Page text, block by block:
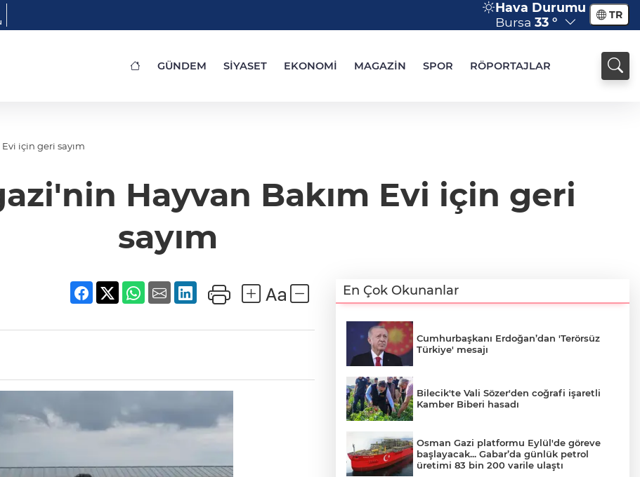
Hava Durumu
Bursa 33 ° TR
GÜNDEM SİYASET EKONOMİ MAGAZİN SPOR RÖPORTAJLAR
için geri sayım
Hayvan Bakım Evi için geri
sayım
En Çok Okunanlar
Cumhurbaşkanı Erdoğan’dan 'Terörsüz
Türkiye' mesajı
Bilecik'te Vali Sözer'den coğrafi işaretli
Kamber Biberi hasadı
Osman Gazi platformu Eylül'de göreve
başlayacak... Gabar’da günlük petrol
üretimi 83 bin 200 varile ulaştı